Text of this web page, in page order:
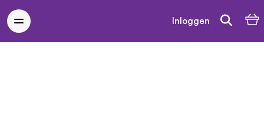
Inloggen